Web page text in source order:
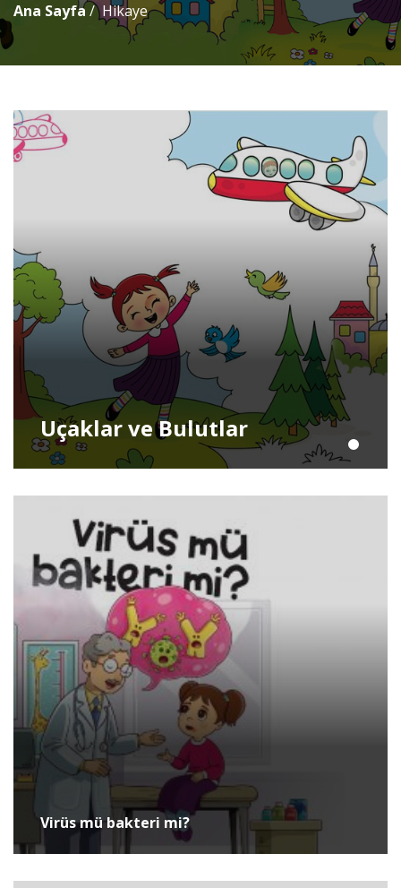
Ana Sayfa Hikaye
Uçaklar ve Bulutlar
Virüs mü bakteri mi?